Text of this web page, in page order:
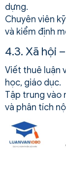
dựng.
Chuyên viên
và kiểm định
4.3. Xã hội
Viết thuê luận
học, giáo dục.
Tập trung vào
và phân tích